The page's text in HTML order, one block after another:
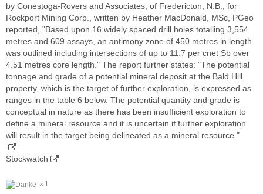
by Conestoga-Rovers and Associates, of Fredericton, N.B., for
Rockport Mining Corp., written by Heather MacDonald, MSc, PGeo
reported, "Based upon 16 widely spaced drill holes totalling 3,554
metres and 609 assays, an antimony zone of 450 metres in length
was outlined including intersections of up to 11.7 per cnet Sb over
4.51 metres core length." The report further states: "The potential
tonnage and grade of a potential mineral deposit at the Bald Hill
property, which is the target of further exploration, is expressed as
ranges in the table 6 below. The potential quantity and grade is
conceptual in nature as there has been insufficient exploration to
define a mineral resource and it is uncertain if further exploration
will result in the target being delineated as a mineral resource."
Stockwatch
1